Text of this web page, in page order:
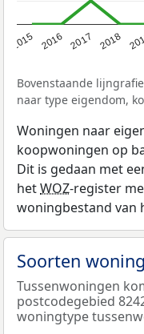
2015 2016 2017 2018
Bovenstaande
naar type eigendom,
Woningen naar
koopwoningen op
Dit is gedaan met
hetWOZ-register
woningbestand van
Soorten
Tussenwoningen
postcodegebied
woningtype